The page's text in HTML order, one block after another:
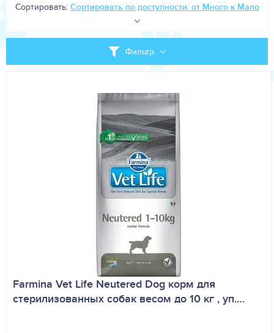
Фильтр
Сортировать: Сортировать по доступности: от Много к Мало
Farmina Vet Life Neutered Dog корм для
стерилизованных собак весом до 10 кг , уп.…